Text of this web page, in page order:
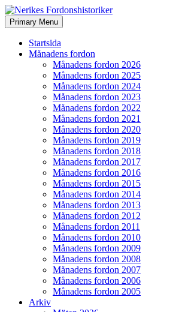
Nerikes
Search
Primary Menu Skip
to
Startsida
Månadens fordon
Månadens fordon 2026
Månadens fordon 2025
Månadens fordon 2024
Månadens fordon 2023
Månadens fordon 2022
Månadens fordon 2021
Månadens fordon 2020
Månadens fordon 2019
Månadens fordon 2018
Månadens fordon 2017
Månadens fordon 2016
Månadens fordon 2015
Månadens fordon 2014
Månadens fordon 2013
Månadens fordon 2012
Månadens fordon 2011
Månadens fordon 2010
Månadens fordon 2009
Månadens fordon 2008
Månadens fordon 2007
Månadens fordon 2006
Månadens fordon 2005
Arkiv